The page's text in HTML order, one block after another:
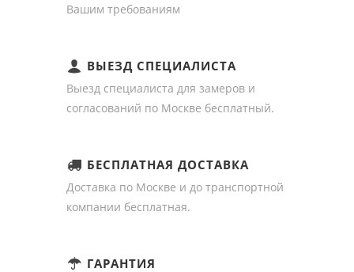
Вашим требованиям
ВЫЕЗД СПЕЦИАЛИСТА
Выезд специалиста для замеров и
согласований по Москве бесплатный.
БЕСПЛАТНАЯ ДОСТАВКА
Доставка по Москве и до транспортной
компании бесплатная.
ГАРАНТИЯ